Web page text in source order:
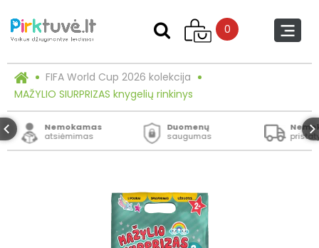
0
FIFA World Cup 2026 kolekcija
MAŽYLIO SIURPRIZAS knygelių rinkinys
Nemokamas
atsiėmimas
Duomenų
saugumas